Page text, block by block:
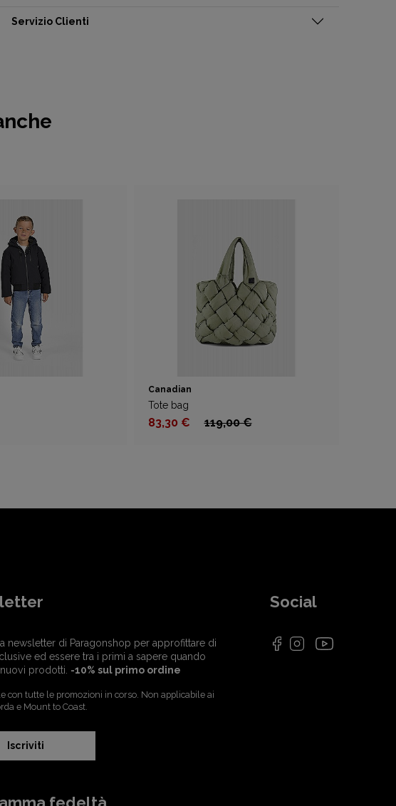
Servizio Clienti
Canadian
Tote bag
83,30 € 119,00 €
newsletter di Paragonshop per approfittare di
ed essere tra i primi a sapere quando
prodotti. -10% sul primo ordine
con tutte le promozioni in corso. Non applicabile ai
e Mount to Coast.
Iscriviti
fedeltà
Social